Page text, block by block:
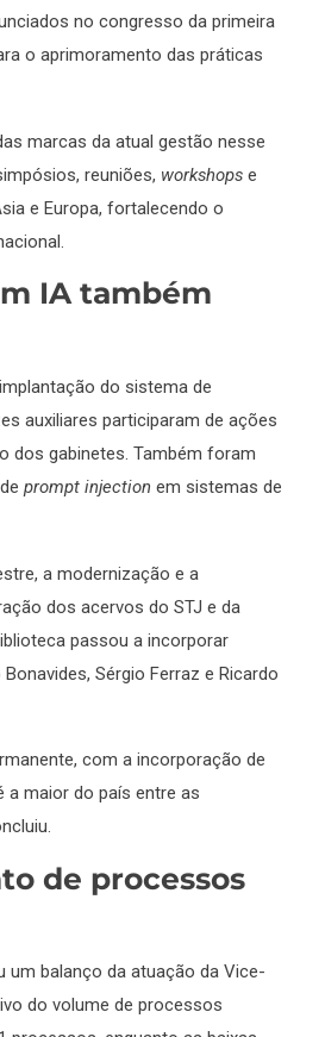
no congresso da primeira
o aprimoramento das práticas
marcas da atual gestão nesse
reuniões, workshops e
e Europa, fortalecendo o
IA também
do sistema de
auxiliares participaram de ações
dos gabinetes. Também foram
prompt injection em sistemas de
a modernização e a
dos acervos do STJ e da
passou a incorporar
Sérgio Ferraz e Ricardo
com a incorporação de
a maior do país entre as
de processos
um balanço da atuação da Vice-
do volume de processos